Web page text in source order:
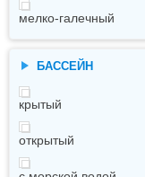
мелко-галечный
БАССЕЙН
крытый
открытый